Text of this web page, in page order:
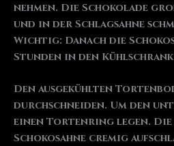
nehmen. Die Schokolade
und in der Schlagsahne
Wichtig: Danach die
Stunden in den
Den ausgekühlten
durchschneiden. Um den
einen Tortenring legen.
Schokosahne cremig